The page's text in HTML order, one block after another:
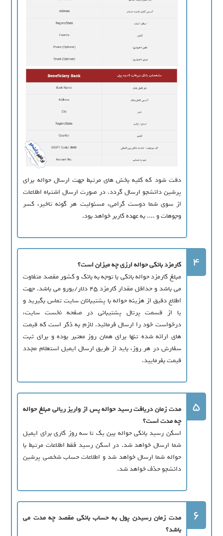
دقت شود که کلیه بخش های مرتبط جهت ارسال حواله برای
پرشین دانشجو ارسال گردد. در صورت ارسال اشتباه اطلاعات
از سوی شما دوست گرامی، مسئوليت هر گونه تاخير، كسر
وجوهات و .... به عهده كاربر خواهد بود.
4
کارمزد بانکی حواله ارزی چه میزان است؟
مبلغ کارمزد حواله بانکی با توجه به بانک و کشور مقصد متفاوت
می باشد و حداقل مقدار کارمزد 45 دلار/یورو می باشد. جهت
اطلاع دقیق از هزینه حواله با پشتیبانان سایت تماس بگیرید و
یا از قسمت پرتال پشتیبانی در صفحه نخست سایت،
درخواست خود را ارسال فرمائید. لازم به ذکر است که قیمت
های ارائه شده تنها برای همان روز معتبر بوده و برای ثبت
سفارش در هر روز، باید از طریق ارسال ایمیل استعلام مجدد
قیمت بفرمایید.
5
مدت زمان دریافت رسید حواله پس از واریز ریالی مبلغ حواله
چه مدت است؟
اسکن رسید بانکی حواله بین یک تا سه روز کاری برای ایمیل
شما ارسال خواهد شد. در اسکن رسید فقط اطلاعات مرتبط با
حواله شما ارسال خواهد شد و اطلاعات حساب شخصی پرشین
دانشجو حذف خواهد شد.
6
مدت زمان رسیدن پول به حساب بانکی مقصد چه مدت می
باشد؟